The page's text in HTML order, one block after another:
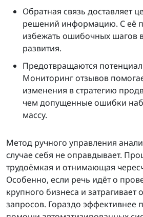
Обратная связь доставляет
решений информацию. С её
избежать ошибочных шагов
развития.
Предотвращаются
Мониторинг отзывов
изменения в стратегию
чем допущенные ошибки
массу.
Метод ручного управления
случае себя не оправдывает.
трудоёмкая и отнимающая
Особенно, если речь идёт о
крупного бизнеса и
запросов. Гораздо эффективнее